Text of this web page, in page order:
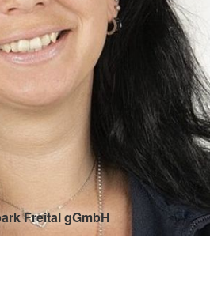
Freital gGmbH